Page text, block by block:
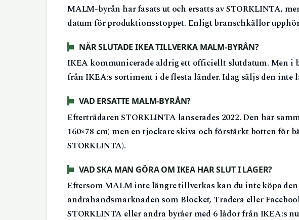
MALM-byrån har fasats ut och ersatts av STORKLINTA,
datum för produktionsstoppet. Enligt branschkällor
NÄR SLUTADE IKEA TILLVERKA MALM-BYRÅN?
IKEA kommunicerade aldrig ett officiellt slutdatum. Men i
från IKEA:s sortiment i de flesta länder. Idag säljs den inte
VAD ERSATTE MALM-BYRÅN?
Efterträdaren STORKLINTA lanserades 2022. Den har
160×78 cm) men en tjockare skiva och förstärkt botten för
STORKLINTA).
VAD SKA MAN GÖRA OM IKEA HAR SLUT I LAGER?
Eftersom MALM inte längre tillverkas kan du inte köpa
andrahandsmarknaden som Blocket, Tradera eller
STORKLINTA eller andra byråer med 6 lådor från IKEA:s